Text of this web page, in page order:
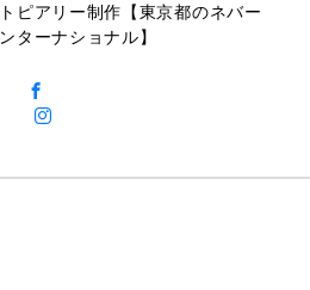
ピアリー制作【東京都のネバー
ターナショナル】